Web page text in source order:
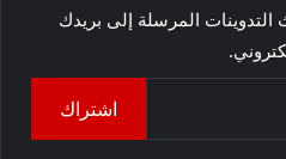
المرسلة إلى بريدك
اشتراك